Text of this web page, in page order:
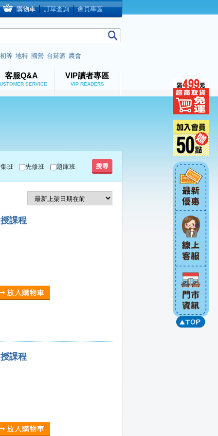
購物車 │訂單查詢 │會員專區
初等 地特 國營 台菸酒 農會
客服Q&A
SERVICE
VIP讀者專區
VIP READERS
班 先修班 題庫班
課程
課程